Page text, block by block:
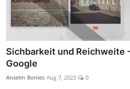
Sichbarkeit und Reichweite
Google
Anselm Bonies Aug 7, 2023 0